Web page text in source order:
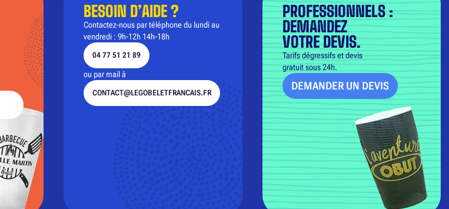
BESOIN D’AIDE ?
Contactez-nous par téléphone du lundi au
vendredi : 9h-12h 14h-18h
04 77 51 21 89
ou par mail à
CONTACT@LEGOBELETFRANCAIS.FR
PROFESSIONNELS :
DEMANDEZ
VOTRE DEVIS.
Tarifs dégressifs et devis
gratuit sous 24h.
DEMANDER UN DEVIS